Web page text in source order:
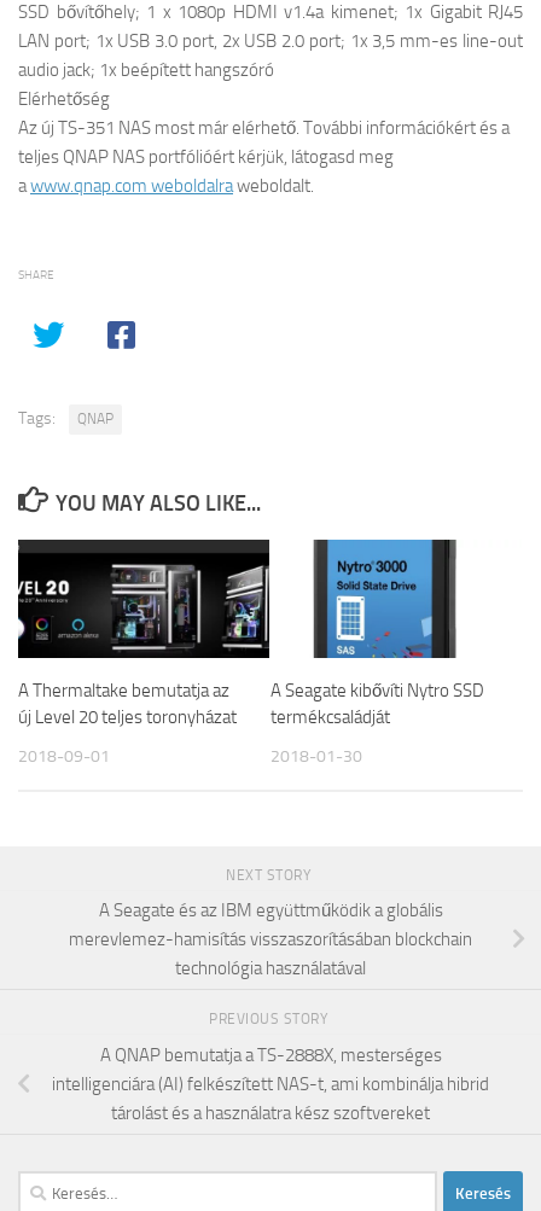
SSD bővítőhely; 1 x 1080p HDMI v1.4a kimenet; 1x Gigabit RJ45
LAN port; 1x USB 3.0 port, 2x USB 2.0 port; 1x 3,5 mm-es line-out
audio jack; 1x beépített hangszóró
Elérhetőség
Az új TS-351 NAS most már elérhető. További információkért és a
teljes QNAP NAS portfólióért kérjük, látogasd meg
awww.qnap.com weboldalraweboldalt.
SHARE
Tags: QNAP
YOU MAY ALSO LIKE...
A Thermaltake bemutatja az
új Level 20 teljes toronyházat
2018-09-01
A Seagate kibővíti Nytro SSD
termékcsaládját
2018-01-30
NEXT STORY
A Seagate és az IBM együttműködik a globális
merevlemez-hamisítás visszaszorításában blockchain
technológia használatával
PREVIOUS STORY
A QNAP bemutatja a TS-2888X, mesterséges
intelligenciára (AI) felkészített NAS-t, ami kombinálja hibrid
tárolást és a használatra kész szoftvereket
Keresés: